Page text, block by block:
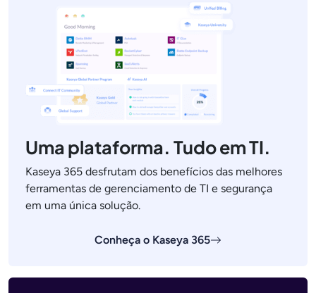
Uma plataforma. Tudo em TI.
Kaseya 365 desfrutam dos benefícios das melhores
ferramentas de gerenciamento de TI e segurança
em uma única solução.
Conheça o Kaseya 365